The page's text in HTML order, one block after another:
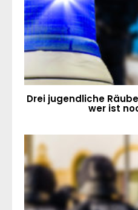
Drei jugendliche
wer ist